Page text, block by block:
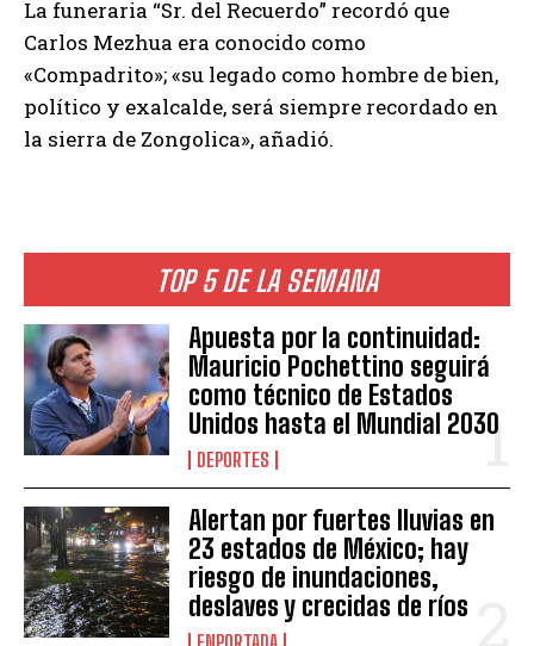
TOP 5 DE LA SEMANA
Apuesta por la continuidad:
Mauricio Pochettino seguirá
como técnico de Estados
Unidos hasta el Mundial 2030
DEPORTES
Alertan por fuertes lluvias en
23 estados de México; hay
riesgo de inundaciones,
deslaves y crecidas de ríos
La funeraria “Sr. del Recuerdo” recordó que
Carlos Mezhua era conocido como
«Compadrito»; «su legado como hombre de bien,
político y exalcalde, será siempre recordado en
la sierra de Zongolica», añadió.